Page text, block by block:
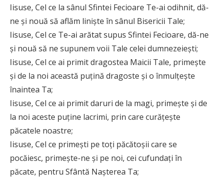
Iisuse, Cel ce la sânul Sfintei Fecioare Te-ai odihnit, dă-
ne şi nouă să aflăm linişte în sânul Bisericii Tale;
Iisuse, Cel ce Te-ai arătat supus Sfintei Fecioare, dă-ne
şi nouă să ne supunem voii Tale celei dumnezeieşti;
Iisuse, Cel ce ai primit dragostea Maicii Tale, primeşte
şi de la noi această puţină dragoste şi o înmulţeşte
înaintea Ta;
Iisuse, Cel ce ai primit daruri de la magi, primeşte şi de
la noi aceste puţine lacrimi, prin care curăţeşte
păcatele noastre;
Iisuse, Cel ce primeşti pe toţi păcătoşii care se
pocăiesc, primeşte-ne şi pe noi, cei cufundaţi în
păcate, pentru Sfântă Naşterea Ta;